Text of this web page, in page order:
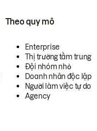
Theo quy mô
Enterprise
Thị trường tầm trung
Đội nhóm nhỏ
Doanh nhân độc lập
Người làm việc tự do
Agency